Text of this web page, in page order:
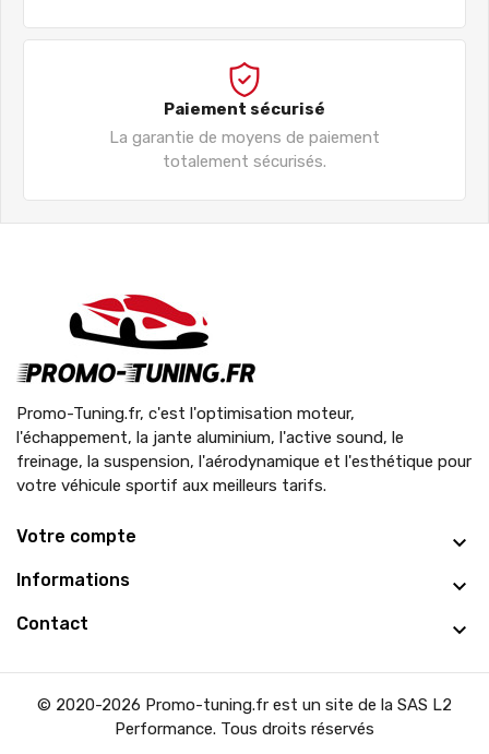
Paiement sécurisé
La garantie de moyens de paiement
totalement sécurisés.
Promo-Tuning.fr, c'est l'optimisation moteur,
l'échappement, la jante aluminium, l'active sound, le
freinage, la suspension, l'aérodynamique et l'esthétique pour
votre véhicule sportif aux meilleurs tarifs.
Votre compte
Informations
Contact
© 2020-2026 Promo-tuning.fr est un site de la SAS L2
Performance. Tous droits réservés